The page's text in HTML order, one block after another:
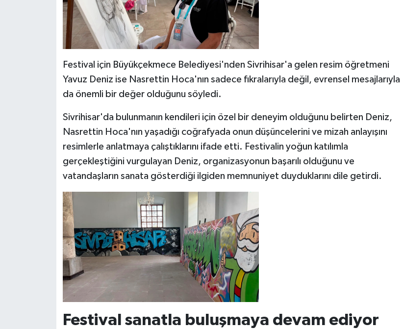
Festival için Büyükçekmece Belediyesi'nden Sivrihisar'a gelen resim öğretmeni
Yavuz Deniz ise Nasrettin Hoca'nın sadece fıkralarıyla değil, evrensel mesajlarıyla
da önemli bir değer olduğunu söyledi.
Sivrihisar'da bulunmanın kendileri için özel bir deneyim olduğunu belirten Deniz,
Nasrettin Hoca'nın yaşadığı coğrafyada onun düşüncelerini ve mizah anlayışını
resimlerle anlatmaya çalıştıklarını ifade etti. Festivalin yoğun katılımla
gerçekleştiğini vurgulayan Deniz, organizasyonun başarılı olduğunu ve
vatandaşların sanata gösterdiği ilgiden memnuniyet duyduklarını dile getirdi.
Festival sanatla buluşmaya devam ediyor